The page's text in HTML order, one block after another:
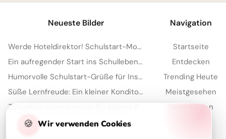
🍪 Wir verwenden Cookies
Neueste Bilder
Werde Hoteldirektor! Schulstart-Motivation zum Teilen auf WhatsApp.
Ein aufregender Start ins Schulleben: Teilen Sie diese Freude auf Facebook!
Humorvolle Schulstart-Grüße für Instagram: Bereit für den ersten Schultag?
Süße Lernfreude: Ein kleiner Konditor inspiriert für deine Instagram Story
Navigation
Startseite
Entdecken
Trending Heute
Meistgesehen
Sammlungen